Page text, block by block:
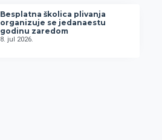
Besplatna školica plivanja
organizuje se jedanaestu
godinu zaredom
8. jul 2026.